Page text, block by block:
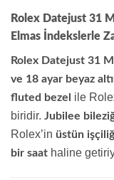
Rolex Datejust 31
Elmas İndekslerle
Rolex Datejust 31
ve 18 ayar beyaz
fluted bezel
ile
biridir. Jubilee
Rolex’in üstün
bir saat haline